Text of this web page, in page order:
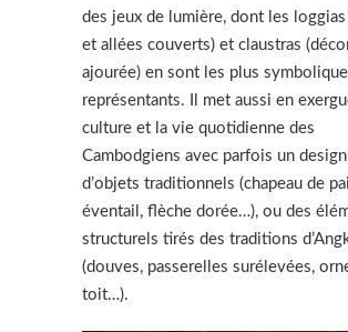
des jeux de lumière, dont les loggias
et allées couverts) et claustras
ajourée) en sont les plus
représentants. Il met aussi en
culture et la vie quotidienne des
Cambodgiens avec parfois un
d’objets traditionnels (chapeau de
éventail, flèche dorée…), ou des
structurels tirés des traditions
(douves, passerelles surélevées,
toit…).